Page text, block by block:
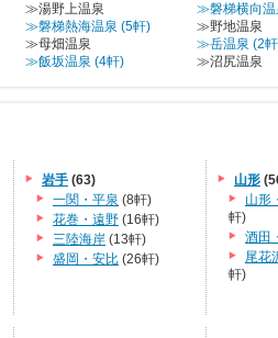
≫湯野上温泉
≫磐梯熱海温泉 (5軒)
≫母畑温泉
≫飯坂温泉 (4軒)
≫磐梯横向温
≫野地温泉
≫岳温泉 (2
≫沼尻温泉
岩手 (63)
一関・平泉 (8軒)
花巻・遠野 (16軒)
三陸海岸 (13軒)
盛岡・安比 (26軒)
山形
山形
軒)
酒田
尾花
軒)